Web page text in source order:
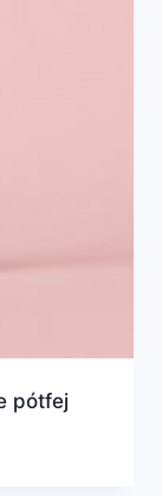
pótfej